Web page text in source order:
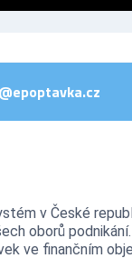
v České
oborů podnikání.
ve finančním